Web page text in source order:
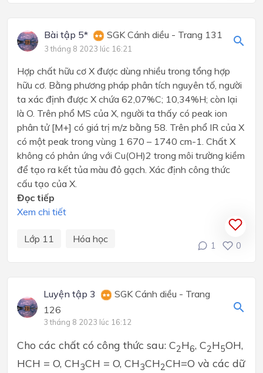
Bài tập 5* SGK Cánh diều - Trang 131
3 tháng 8 2023 lúc 16:21
Hợp chất hữu cơ X được dùng nhiều trong tổng hợp
hữu cơ. Bằng phương pháp phân tích nguyên tố, người
ta xác định được X chứa 62,07%C; 10,34%H; còn lại
là O. Trên phổ MS của X, người ta thấy có peak ion
phân tử [M+] có giá trị m/z bằng 58. Trên phổ IR của X
có một peak trong vùng 1 670 – 1740 cm-1. Chất X
không có phản ứng với Cu(OH)2 trong môi trường kiềm
để tạo ra kết tủa màu đỏ gạch. Xác định công thức
cấu tạo của X.
Đọc tiếp
Xem chi tiết
Lớp 11 Hóa học
1 0
Luyện tập 3
SGK Cánh diều - Trang
126
3 tháng 8 2023 lúc 16:12
Cho các chất có công thức sau: C2H6, C2H5OH,
HCH = O, CH3CH = O, CH3CH2CH=O và các dữ